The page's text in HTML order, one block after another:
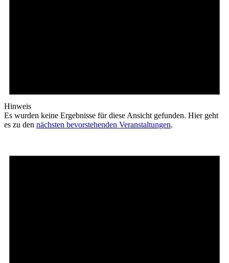
Hinweis
Es wurden keine Ergebnisse für diese Ansicht gefunden. Hier geht
es zu den nächsten bevorstehenden Veranstaltungen.